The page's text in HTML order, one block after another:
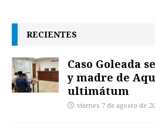
RECIENTES
Caso Goleada
y madre de
ultimátum
viernes 7 de agosto de